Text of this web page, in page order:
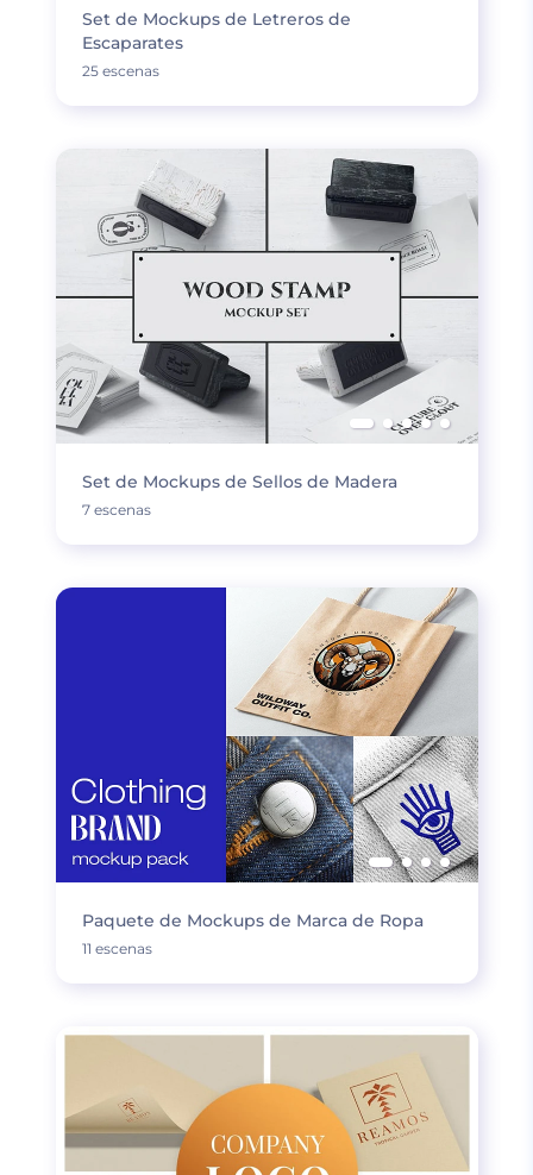
Set de Mockups de Letreros de
Escaparates
25 escenas
Set de Mockups de Sellos de Madera
7 escenas
Paquete de Mockups de Marca de Ropa
11 escenas